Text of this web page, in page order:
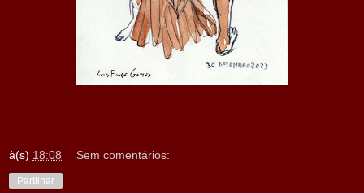
à(s) 18:08 Sem comentários:
Partilhar